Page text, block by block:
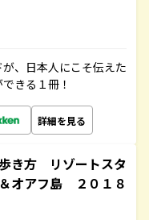
、日本人にこそ伝えた
きる１冊！
詳細を見る
き方 リゾートスタ
オアフ島 ２０１８